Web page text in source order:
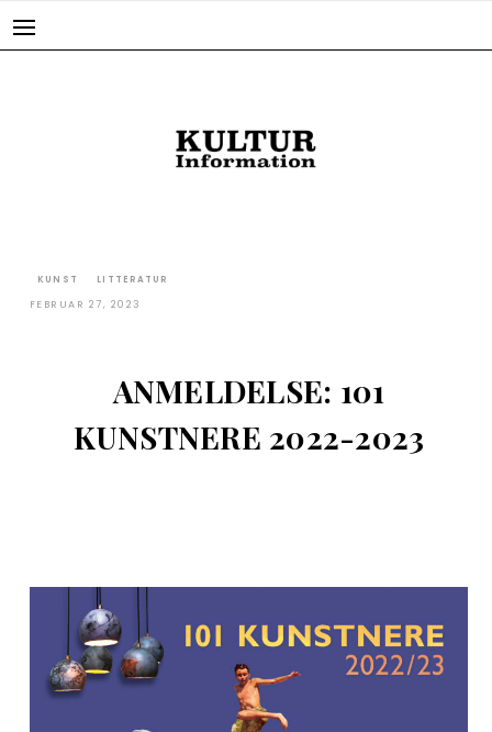
KUNST LITTERATUR
FEBRUAR 27, 2023
ANMELDELSE: 101
KUNSTNERE 2022-2023